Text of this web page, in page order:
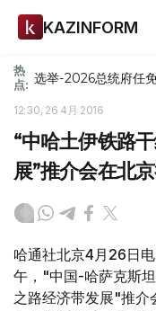
KAZINFORM
热
点: 选举-2026总统府任
12:30, 26 4月 2016
“中哈土伊铁路
展”推介会在北
哈通社北京4月26日
午，"中国-哈萨克斯
之路经济带发展"推介